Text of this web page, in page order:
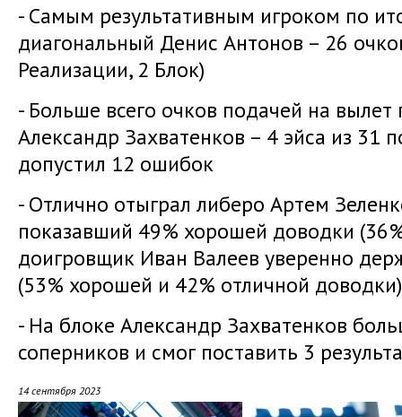
- Самым результативным игроком по
диагональный Денис Антонов – 26
Реализации, 2 Блок)
- Больше всего очков подачей на
Александр Захватенков – 4 эйса из 31
допустил 12 ошибок
- Отлично отыграл либеро Артем
показавший 49% хорошей доводки
доигровщик Иван Валеев уверенно
(53% хорошей и 42% отличной доводки)
- На блоке Александр Захватенков
соперников и смог поставить 3
14 сентября 2023